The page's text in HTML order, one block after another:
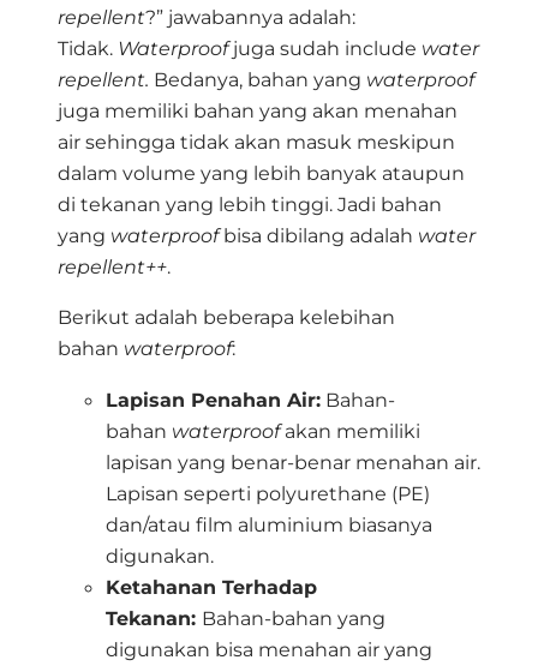
repellent?” jawabannya adalah:
Tidak. Waterproofjuga sudah include water
repellent. Bedanya, bahan yang waterproof
juga memiliki bahan yang akan menahan
air sehingga tidak akan masuk meskipun
dalam volume yang lebih banyak ataupun
di tekanan yang lebih tinggi. Jadi bahan
yang waterproofbisa dibilang adalah water
repellent++.
Berikut adalah beberapa kelebihan
bahan waterproof:
Lapisan Penahan Air: Bahan-
bahan waterproofakan memiliki
lapisan yang benar-benar menahan air.
Lapisan seperti polyurethane (PE)
dan/atau film aluminium biasanya
digunakan.
Ketahanan Terhadap
Tekanan: Bahan-bahan yang
digunakan bisa menahan air yang